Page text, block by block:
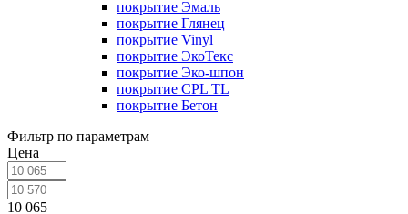
покрытие Эмаль
покрытие Глянец
покрытие Vinyl
покрытие ЭкоТекс
покрытие Эко-шпон
покрытие CPL TL
покрытие Бетон
Фильтр по параметрам
Цена
10 065